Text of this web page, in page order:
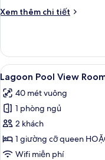
Xem thêm chi tiết
Chi
Lagoon
Swim-
Up
Room
Xem
tất
cả
ảnh
Lagoon
Pool
View
7
Lagoon Pool View
40 mét vuông
1 phòng ngủ
2 khách
1 giường cỡ queen
Wifi miễn phí